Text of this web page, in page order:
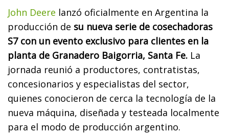
John Deere lanzó oficialmente en Argentina la
producción de su nueva serie de cosechadoras
S7 con un evento exclusivo para clientes en la
planta de Granadero Baigorria, Santa Fe. La
jornada reunió a productores, contratistas,
concesionarios y especialistas del sector,
quienes conocieron de cerca la tecnología de la
nueva máquina, diseñada y testeada localmente
para el modo de producción argentino.